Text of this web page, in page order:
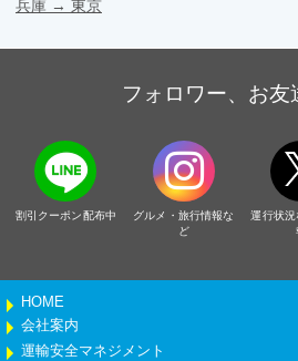
兵庫 → 東京
フォロワー、お友
割引クーポン配布中
グルメ・旅行情報な
ど
運行状況
HOME
会社案内
運輸安全マネジメント